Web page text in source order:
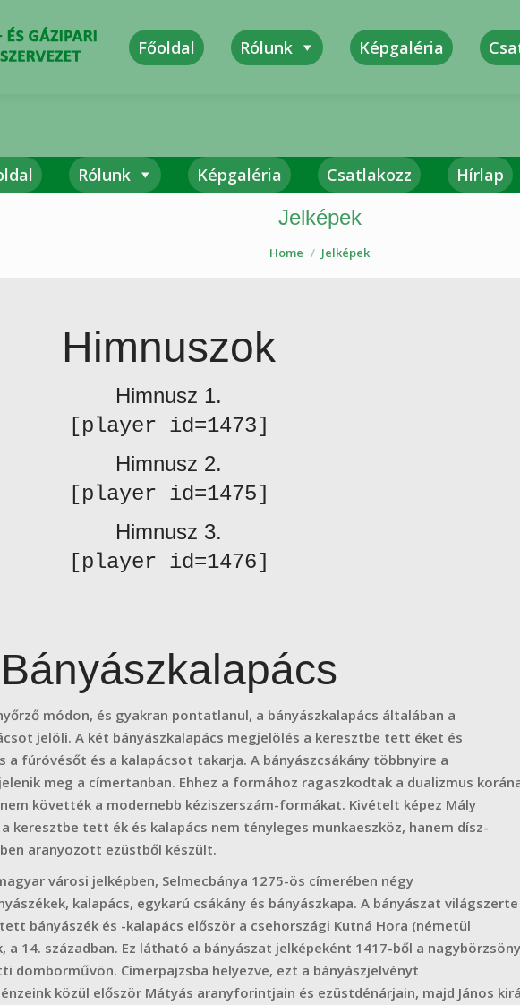
Rólunk Képgaléria Csatlakozz Hírlap
Jelképek
Home Jelképek
Himnuszok
Himnusz 1.
[player id=1473]
Himnusz 2.
[player id=1475]
Himnusz 3.
[player id=1476]
Bányászkalapács
módon, és gyakran pontatlanul, a bányászkalapács általában a
jelöli. A két bányászkalapács megjelölés a keresztbe tett éket és
a fúróvésőt és a kalapácsot takarja. A bányászcsákány többnyire a
meg a címertanban. Ehhez a formához ragaszkodtak a dualizmus
követték a modernebb kéziszerszám-formákat. Kivételt képez Mály
keresztbe tett ék és kalapács nem tényleges munkaeszköz, hanem dísz-
aranyozott ezüstből készült.
városi jelképben, Selmecbánya 1275-ös címerében négy
kalapács, egykarú csákány és bányászkapa. A bányászat világszerte
bányászék és -kalapács először a csehországi Kutná Hora (németül
a 14. században. Ez látható a bányászat jelképeként 1417-ből a
domborművön. Címerpajzsba helyezve, ezt a bányászjelvényt
közül először Mátyás aranyforintjain és ezüstdénárjain, majd János
Főoldal Rólunk Képgaléria